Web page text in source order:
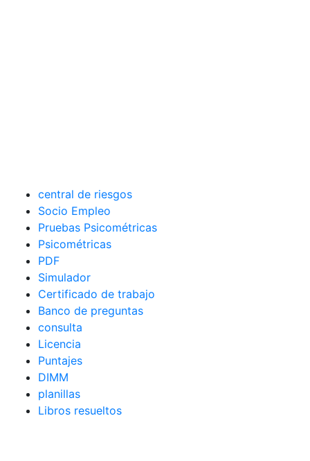
central de riesgos
Socio Empleo
Pruebas Psicométricas
Psicométricas
PDF
Simulador
Certificado de trabajo
Banco de preguntas
consulta
Licencia
Puntajes
DIMM
planillas
Libros resueltos